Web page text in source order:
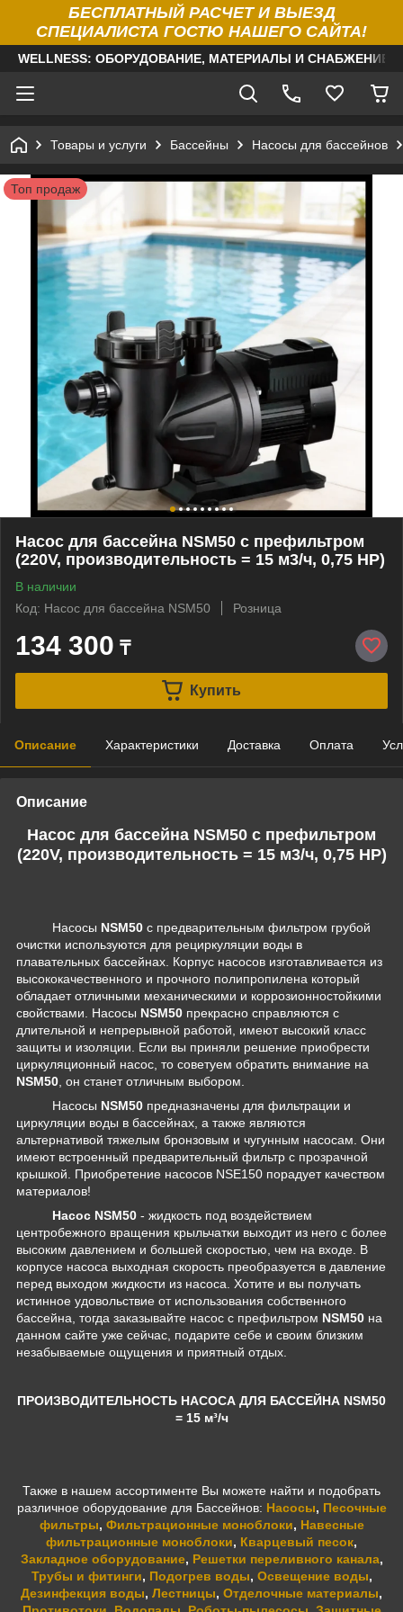
БЕСПЛАТНЫЙ РАСЧЕТ И ВЫЕЗД
СПЕЦИАЛИСТА ГОСТЮ НАШЕГО САЙТА!
WELLNESS: ОБОРУДОВАНИЕ, МАТЕРИАЛЫ И
Товары и услуги Бассейны Насосы для бассейнов
Топ продаж
Насос для бассейна NSM50 c префильтром
(220V, производительность = 15 м3/ч, 0,75 HP)
В наличии
Код: Насос для бассейна NSM50
Розница
134 300 ₸
Купить
Описание Характеристики Доставка Оплата
Описание
Насос для бассейна NSM50 c префильтром
(220V, производительность = 15 м3/ч, 0,75 HP)
Насосы NSM50 с предварительным фильтром грубой
очистки используются для рециркуляции воды в
плавательных бассейнах. Корпус насосов изготавливается из
высококачественного и прочного полипропилена который
обладает отличными механическими и коррозионностойкими
свойствами. Насосы NSM50 прекрасно справляются с
длительной и непрерывной работой, имеют высокий класс
защиты и изоляции. Если вы приняли решение приобрести
циркуляционный насос, то советуем обратить внимание на
NSM50, он станет отличным выбором.
Насосы NSM50 предназначены для фильтрации и
циркуляции воды в бассейнах, а также являются
альтернативой тяжелым бронзовым и чугунным насосам. Они
имеют встроенный предварительный фильтр с прозрачной
крышкой. Приобретение насосов NSE150 порадует качеством
материалов!
Насос NSM50 - жидкость под воздействием
центробежного вращения крыльчатки выходит из него с более
высоким давлением и большей скоростью, чем на входе. В
корпусе насоса выходная скорость преобразуется в давление
перед выходом жидкости из насоса. Хотите и вы получать
истинное удовольствие от использования собственного
бассейна, тогда заказывайте насос с префильтром NSM50 на
данном сайте уже сейчас, подарите себе и своим близким
незабываемые ощущения и приятный отдых.
ПРОИЗВОДИТЕЛЬНОСТЬ НАСОСА ДЛЯ БАССЕЙНА NSM50
= 15 м³/ч
Также в нашем ассортименте Вы можете найти и подобрать
различное оборудование для Бассейнов: Насосы, Песочные
фильтры, Фильтрационные моноблоки, Навесные
фильтрационные моноблоки, Кварцевый песок,
Закладное оборудование, Решетки переливного канала,
Трубы и фитинги, Подогрев воды, Освещение воды,
Дезинфекция воды, Лестницы, Отделочные материалы,